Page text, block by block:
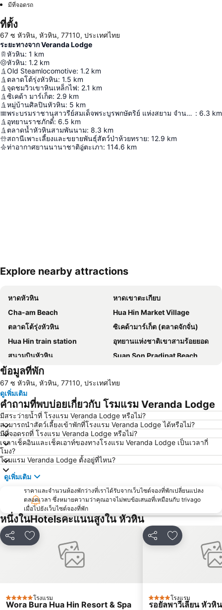
มีที่จอดรถ
ที่ตั้ง
67 ซ หัวหิน, หัวหิน, 77110, ประเทศไทย
ระยะทางจาก Veranda Lodge
หัวหิน: 1 km
หัวหิน: 1.2 km
Old Steamlocomotive: 1.2 km
ตลาดโต้รุ่งหัวหิน: 1.5 km
จุดชมวิวเขาหินเหล็กไฟ: 2.1 km
ซิเคด้า มาร์เก็ต: 2.9 km
หมู่บ้านศิลปินหัวหิน: 5 km
พระบรมราชานุสาวรีย์สมเด็จพระบูรพกษัตริย์ แห่งสยาม จำนวน ๗ พระองค์ : 6.3 km
อุทยานราชภักดิ์: 6.5 km
ตลาดน้ำหัวหินสามพันนาม: 8.3 km
สถานีเพาะเลี้ยงและขยายพันธุ์สัตว์ป่าห้วยทราย: 12.9 km
ท่าอากาศยานนานาชาติอู่ตะเภา: 114.6 km
Explore nearby attractions
หาดหัวหิน
หาดเขาตะเกียบ
Cha-am Beach
Hua Hin Market Village
ตลาดโต้รุ่งหัวหิน
ซิเคด้ามาร์เก็ต (ตลาดจักจั่น)
Hua Hin train station
อุทยานแห่งชาติเขาสามร้อยยอด
สนามบินหัวหิน
Suan Son Pradipat Beach
สนามกอล์ฟ ปาล์ม ฮิลล์ กอล์ฟ รีสอร์ท แอนด์ คันทรีคลับ
Premium Outlet Cha-am
ไร่องุ่นหัวหินฮิลล์วินยาร์ด
ข้อมูลที่พัก
67 ซ หัวหิน, หัวหิน, 77110, ประเทศไทย
ดูเพิ่มเติม
คำถามที่พบบ่อยเกี่ยวกับ โรมแรม Veranda Lodge
มีสระว่ายน้ำที่ โรงแรม Veranda Lodge หรือไม่?
สามารถนำสัตว์เลี้ยงเข้าพักที่โรงแรม Veranda Lodge ได้หรือไม่?
มีที่จอดรถที่ โรงแรม Veranda Lodge หรือไม่?
เวลาเช็คอินและเช็คเอาท์ของทางโรงแรม Veranda Lodge เป็นเวลากี่
โมง?
โรมแรม Veranda Lodge ตั้งอยู่ที่ไหน?
ดูเพิ่มเติม
ราคาและจำนวนห้องพักว่างที่เราได้รับจากเว็บไซต์จองที่พักเปลี่ยนแปลง
ตลอดเวลา ซึ่งหมายความว่าคุณอาจไม่พบข้อเสนอที่เหมือนกับ trivago
เมื่อไปยังเว็บไซต์จองที่พัก
หนึ่งในHotelsคะแนนสูงใน หัวหิน
แชร์ เพิ่มในรายการโปรด
5 ดาว โรงแรม
Wora Bura Hua Hin Resort & Spa
แชร์ เพิ่มในรายกา
4 ดาว โรงแรม
รอยัลพาวีเลียน หัวหิน